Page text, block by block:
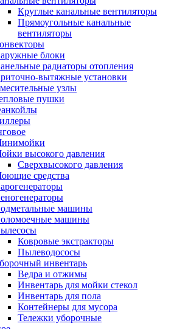
Круглые канальные вентиляторы
Прямоугольные канальные
вентиляторы
блоки
радиаторы отопления
вытяжные установки
узлы
пушки
высокого давления
Сверхвысокого давления
средства
машины
машины
Ковровые экстракторы
Пылеводососы
инвентарь
Ведра и отжимы
Инвентарь для мойки стекол
Инвентарь для пола
Контейнеры для мусора
Тележки уборочные